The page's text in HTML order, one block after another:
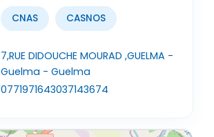
CNAS CASNOS
7,RUE DIDOUCHE MOURAD ,GUELMA -
Guelma - Guelma
0771971643037143674